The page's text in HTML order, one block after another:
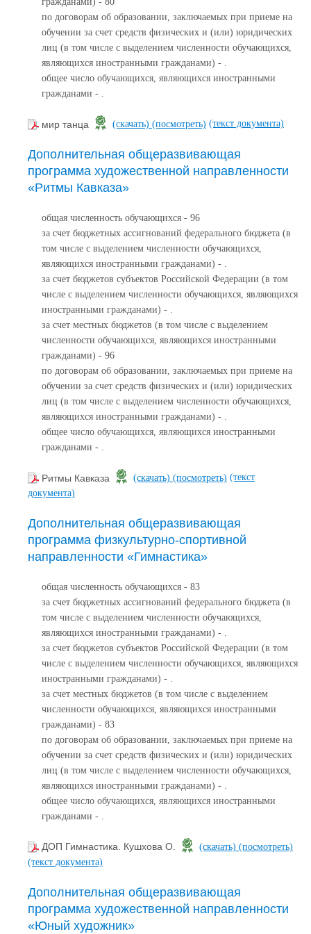
по договорам об образовании, заключаемых при приеме на
обучении за счет средств физических и (или) юридических
лиц (в том числе с выделением численности обучающихся,
являющихся иностранными гражданами) - .
общее число обучающихся, являющихся иностранными
гражданами - .
мир танца (скачать) (посмотреть) (текст документа)
Дополнительная общеразвивающая
программа художественной направленности
«Ритмы Кавказа»
общая численность обучающихся - 96
за счет бюджетных ассигнований федерального бюджета (в
том числе с выделением численности обучающихся,
являющихся иностранными гражданами) - .
за счет бюджетов субъектов Российской Федерации (в том
числе с выделением численности обучающихся, являющихся
иностранными гражданами) - .
за счет местных бюджетов (в том числе с выделением
численности обучающихся, являющихся иностранными
гражданами) - 96
по договорам об образовании, заключаемых при приеме на
обучении за счет средств физических и (или) юридических
лиц (в том числе с выделением численности обучающихся,
являющихся иностранными гражданами) - .
общее число обучающихся, являющихся иностранными
гражданами - .
Ритмы Кавказа (скачать) (посмотреть) (текст
документа)
Дополнительная общеразвивающая
программа физкультурно-спортивной
направленности «Гимнастика»
общая численность обучающихся - 83
за счет бюджетных ассигнований федерального бюджета (в
том числе с выделением численности обучающихся,
являющихся иностранными гражданами) - .
за счет бюджетов субъектов Российской Федерации (в том
числе с выделением численности обучающихся, являющихся
иностранными гражданами) - .
за счет местных бюджетов (в том числе с выделением
численности обучающихся, являющихся иностранными
гражданами) - 83
по договорам об образовании, заключаемых при приеме на
обучении за счет средств физических и (или) юридических
лиц (в том числе с выделением численности обучающихся,
являющихся иностранными гражданами) - .
общее число обучающихся, являющихся иностранными
гражданами - .
ДОП Гимнастика. Кушхова О. (скачать) (посмотреть)
(текст документа)
Дополнительная общеразвивающая
программа художественной направленности
«Юный художник»